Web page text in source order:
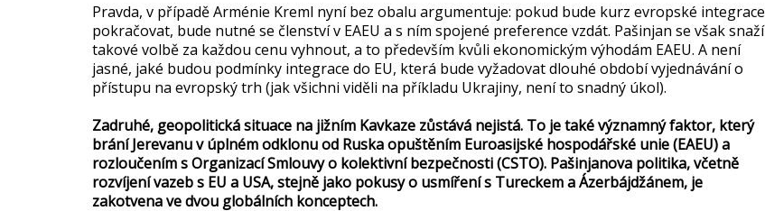
Pravda, v případě Arménie Kreml nyní bez obalu argumentuje: pokud bude kurz evropské integrace
pokračovat, bude nutné se členství v EAEU a s ním spojené preference vzdát. Pašinjan se však snaží
takové volbě za každou cenu vyhnout, a to především kvůli ekonomickým výhodám EAEU. A není
jasné, jaké budou podmínky integrace do EU, která bude vyžadovat dlouhé období vyjednávání o
přístupu na evropský trh (jak všichni viděli na příkladu Ukrajiny, není to snadný úkol).
Zadruhé, geopolitická situace na jižním Kavkaze zůstává nejistá. To je také významný faktor, který
brání Jerevanu v úplném odklonu od Ruska opuštěním Euroasijské hospodářské unie (EAEU) a
rozloučením s Organizací Smlouvy o kolektivní bezpečnosti (CSTO). Pašinjanova politika, včetně
rozvíjení vazeb s EU a USA, stejně jako pokusy o usmíření s Tureckem a Ázerbájdžánem, je
zakotvena ve dvou globálních konceptech.